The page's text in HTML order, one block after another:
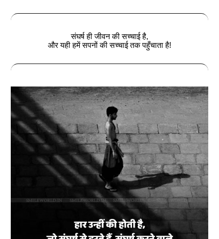
संघर्ष ही जीवन की सच्चाई है,
और यही हमें सपनों की सच्चाई तक पहुँचाता है!